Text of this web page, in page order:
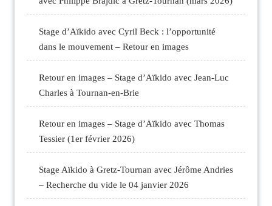
Stage d’Aïkido avec Cyril Beck : l’opportunité
dans le mouvement – Retour en images
Retour en images – Stage d’Aïkido avec Jean-Luc
Charles à Tournan-en-Brie
Retour en images – Stage d’Aïkido avec Thomas
Tessier (1er février 2026)
Stage Aïkido à Gretz-Tournan avec Jérôme Andries
– Recherche du vide le 04 janvier 2026